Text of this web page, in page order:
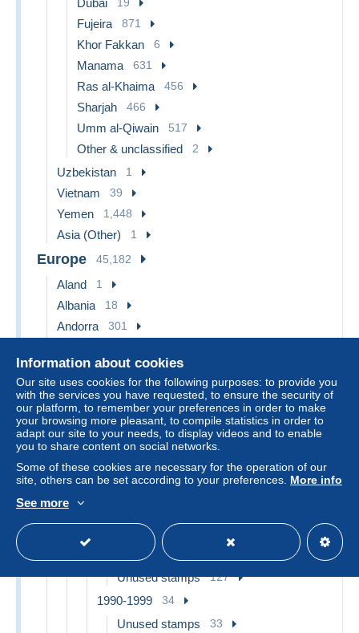
Fujeira 871
Khor Fakkan 6
Manama 631
Ras al-Khaima 456
Sharjah 466
Umm al-Qiwain 517
Other & unclassified 2
Uzbekistan 1
Vietnam 39
Yemen 1,448
Asia (Other) 1
Europe 45,182
Aland 1
Albania 18
Andorra 301
Unused stamps 4
1940-1959 29
Unused stamps 26
Covers & Documents 3
1960-1979 43
Covers & Documents
1980-1989 127
Unused stamps 127
1990-1999 34
Unused stamps 33
Information about cookies
Our site uses cookies for the following purposes: to provide you
with the services you have requested, to ensure the security of
our platform, to remember your preferences in order to make
your browsing more pleasant, to compile statistics in order to
adapt our site to your needs, to display videos and to enable
you to share content on social networks.
Some of these cookies are necessary for the operation of our
site, others can be set according to your preferences. More info
See more